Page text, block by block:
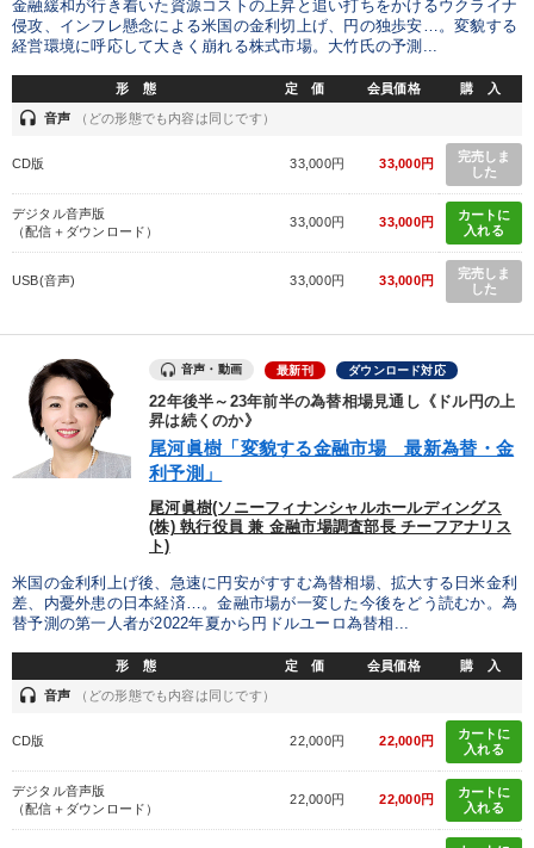
金融緩和が行き着いた資源コストの上昇と追い打ちをかけるウクライナ
侵攻、インフレ懸念による米国の金利切上げ、円の独歩安…。変貌する
経営環境に呼応して大きく崩れる株式市場。大竹氏の予測...
形 態 定 価 会員価格 購 入
headset 音声 （どの形態でも内容は同じです）
CD版 33,000円 33,000円
完売しま
した
デジタル音声版
（配信＋ダウンロード）
33,000円 33,000円
カートに
入れる
USB(音声) 33,000円 33,000円
完売しま
した
音声・動画 最新刊 ダウンロード対応
22年後半～23年前半の為替相場見通し《ドル円の上
昇は続くのか》
尾河眞樹「変貌する金融市場 最新為替・金
利予測」
尾河眞樹(ソニーフィナンシャルホールディングス
(株) 執行役員 兼 金融市場調査部長 チーフアナリス
ト)
米国の金利利上げ後、急速に円安がすすむ為替相場、拡大する日米金利
差、内憂外患の日本経済…。金融市場が一変した今後をどう読むか。為
替予測の第一人者が2022年夏から円ドルユーロ為替相...
形 態 定 価 会員価格 購 入
headset 音声 （どの形態でも内容は同じです）
CD版 22,000円 22,000円
カートに
入れる
デジタル音声版
（配信＋ダウンロード）
22,000円 22,000円
カートに
入れる